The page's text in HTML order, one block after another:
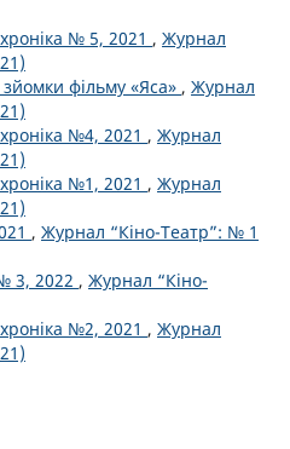
№ 5, 2021 , Журнал
фільму «Яса» , Журнал
№4, 2021 , Журнал
№1, 2021 , Журнал
, Журнал “Кіно-Театр”: № 1
3, 2022 , Журнал “Кіно-
№2, 2021 , Журнал